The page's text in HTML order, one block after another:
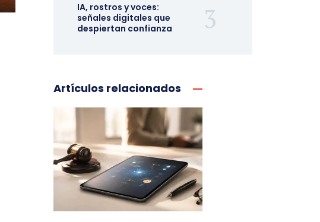
IA, rostros y voces:
señales digitales que
despiertan confianza
Artículos relacionados